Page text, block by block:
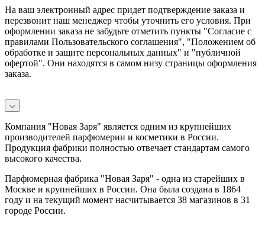
На ваш электронный адрес придет подтверждение заказа и
перезвонит наш менеджер чтобы уточнить его условия. При
оформлении заказа не забудьте отметить пункты "Согласие с
правилами Пользовательского соглашения", "Положением об
обработке и защите персональных данных" и "публичной
офертой". Они находятся в самом низу страницы оформления
заказа.
Компания "Новая Заря" является одним из крупнейших
производителей парфюмерии и косметики в России.
Продукция фабрики полностью отвечает стандартам самого
высокого качества.
Парфюмерная фабрика "Новая Заря" - одна из старейших в
Москве и крупнейших в России. Она была создана в 1864
году и на текущий момент насчитывается 38 магазинов в 31
городе России.